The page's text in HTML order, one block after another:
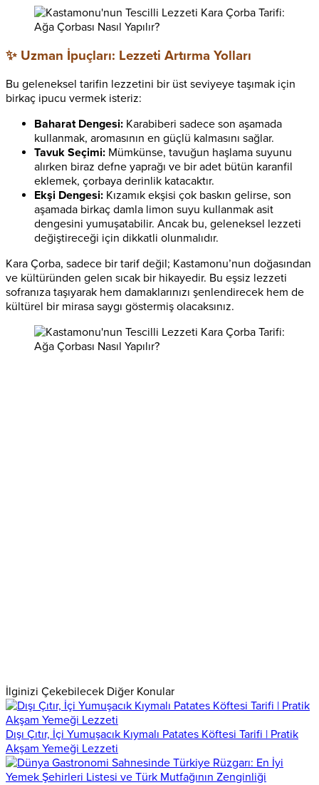
✨ Uzman İpuçları: Lezzeti Artırma Yolları
Bu geleneksel tarifin lezzetini bir üst seviyeye taşımak için
birkaç ipucu vermek isteriz:
Baharat Dengesi: Karabiberi sadece son aşamada
kullanmak, aromasının en güçlü kalmasını sağlar.
Tavuk Seçimi: Mümkünse, tavuğun haşlama suyunu
alırken biraz defne yaprağı ve bir adet bütün karanfil
eklemek, çorbaya derinlik katacaktır.
Ekşi Dengesi: Kızamık ekşisi çok baskın gelirse, son
aşamada birkaç damla limon suyu kullanmak asit
dengesini yumuşatabilir. Ancak bu, geleneksel lezzeti
değiştireceği için dikkatli olunmalıdır.
Kara Çorba, sadece bir tarif değil; Kastamonu’nun doğasından
ve kültüründen gelen sıcak bir hikayedir. Bu eşsiz lezzeti
sofranıza taşıyarak hem damaklarınızı şenlendirecek hem de
kültürel bir mirasa saygı göstermiş olacaksınız.
İlginizi Çekebilecek Diğer Konular
Dışı Çıtır, İçi Yumuşacık Kıymalı Patates Köftesi Tarifi | Pratik
Akşam Yemeği Lezzeti